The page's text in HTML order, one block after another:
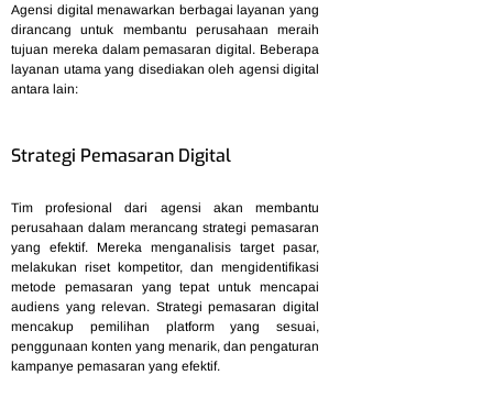
Agensi digital menawarkan berbagai layanan yang
dirancang untuk membantu perusahaan meraih
tujuan mereka dalam pemasaran digital. Beberapa
layanan utama yang disediakan oleh agensi digital
antara lain:
Strategi Pemasaran Digital
Tim profesional dari agensi akan membantu
perusahaan dalam merancang strategi pemasaran
yang efektif. Mereka menganalisis target pasar,
melakukan riset kompetitor, dan mengidentifikasi
metode pemasaran yang tepat untuk mencapai
audiens yang relevan. Strategi pemasaran digital
mencakup pemilihan platform yang sesuai,
penggunaan konten yang menarik, dan pengaturan
kampanye pemasaran yang efektif.